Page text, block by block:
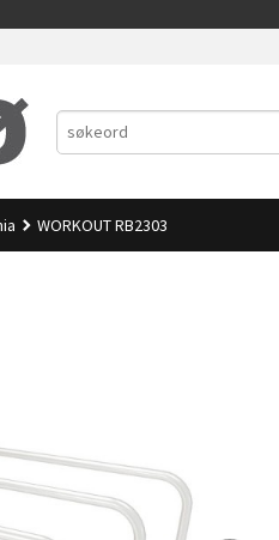
WORKOUT RB2303